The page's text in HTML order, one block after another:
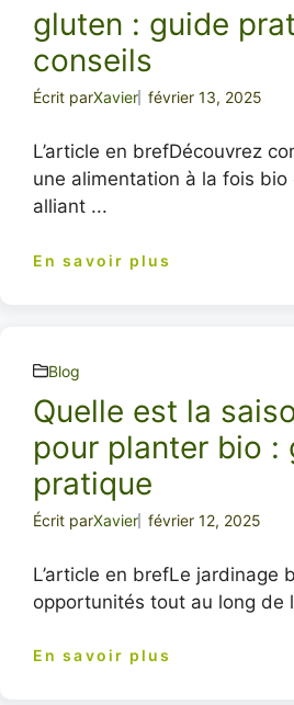
gluten : guide
conseils
Écrit parXavier février 13, 2025
L’article en brefDécouvrez
une alimentation à la fois bio
alliant ...
En savoir plus
Blog
Quelle est la
pour planter bio :
pratique
Écrit parXavier février 12, 2025
L’article en brefLe jardinage
opportunités tout au long de
En savoir plus